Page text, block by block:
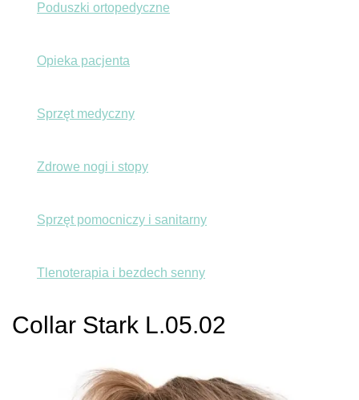
Poduszki ortopedyczne
Opieka pacjenta
Sprzęt medyczny
Zdrowe nogi i stopy
Sprzęt pomocniczy i sanitarny
Tlenoterapia i bezdech senny
Collar Stark L.05.02